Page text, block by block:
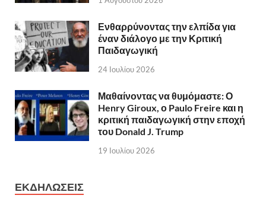
Ενθαρρύνοντας την ελπίδα για
έναν διάλογο με την Κριτική
Παιδαγωγική
24 Ιουλίου 2026
Μαθαίνοντας να θυμόμαστε: Ο
Henry Giroux, ο Paulo Freire και η
κριτική παιδαγωγική στην εποχή
του Donald J. Trump
19 Ιουλίου 2026
ΕΚΔΗΛΩΣΕΙΣ